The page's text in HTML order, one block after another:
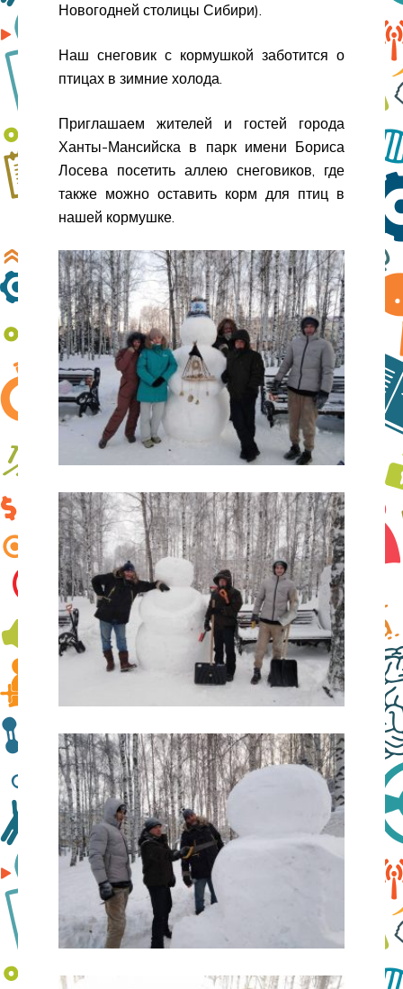
Новогодней столицы Сибири).
Наш снеговик с кормушкой заботится о
птицах в зимние холода.
Приглашаем жителей и гостей города
Ханты-Мансийска в парк имени Бориса
Лосева посетить аллею снеговиков, где
также можно оставить корм для птиц в
нашей кормушке.